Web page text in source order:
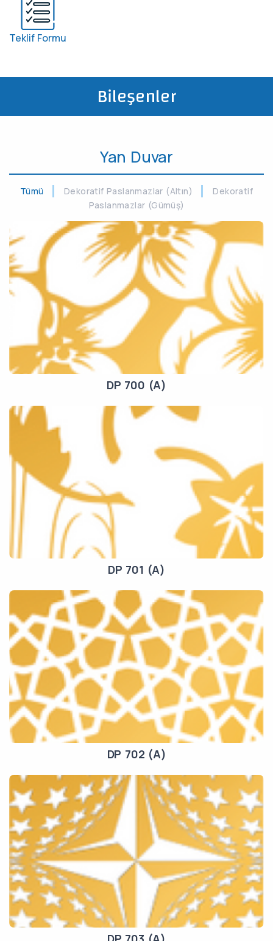
Teklif Formu
Bileşenler
Yan Duvar
Tümü Dekoratif Paslanmazlar (Altın)
Dekoratif
Paslanmazlar (Gümüş)
DP 700 (A)
DP 701 (A)
DP 702 (A)